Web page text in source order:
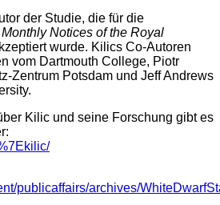
der Studie, die für die
Monthly Notices of the Royal
wurde. Kilics Co-Autoren
vom Dartmouth College, Piotr
Zentrum Potsdam und Jeff Andrews
Kilic und seine Forschung gibt es
publicaffairs/archives/